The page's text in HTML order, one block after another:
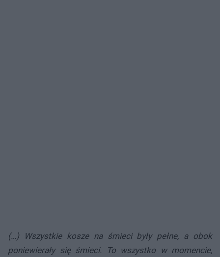
(…) Wszystkie kosze na śmieci były pełne, a obok
poniewierały się śmieci. To wszystko w momencie,